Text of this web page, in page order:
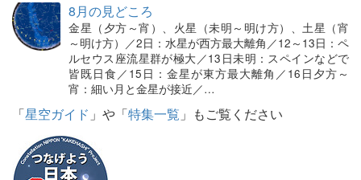
8月の見どころ
金星（夕方～宵）、火星（未明～明け方）、土星（宵
～明け方）／2日：水星が西方最大離角／12～13日：ペ
ルセウス座流星群が極大／13日未明：スペインなどで
皆既日食／15日：金星が東方最大離角／16日夕方～
宵：細い月と金星が接近／…
「星空ガイド 」や「特集一覧 」もご覧ください